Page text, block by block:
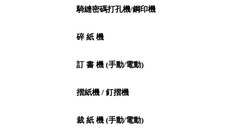
騎縫密碼打孔機/鋼印機
碎 紙 機
訂 書 機 (手動/電動)
摺紙機 / 釘摺機
裁 紙 機 (手動/電動)